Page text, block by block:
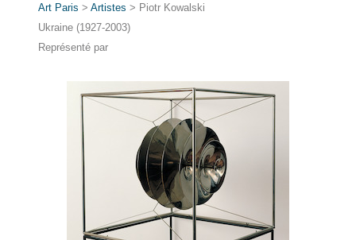
Art Paris > Artistes > Piotr Kowalski
Ukraine (1927-2003)
Représenté par